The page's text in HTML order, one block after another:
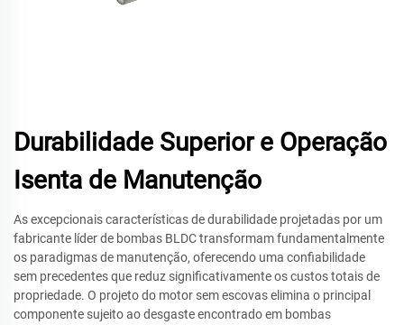
Durabilidade Superior e Operação
Isenta de Manutenção
As excepcionais características de durabilidade projetadas por um
fabricante líder de bombas BLDC transformam fundamentalmente
os paradigmas de manutenção, oferecendo uma confiabilidade
sem precedentes que reduz significativamente os custos totais de
propriedade. O projeto do motor sem escovas elimina o principal
componente sujeito ao desgaste encontrado em bombas